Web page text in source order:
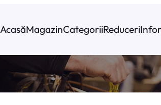
AcasăMagazinCategoriiReduceri